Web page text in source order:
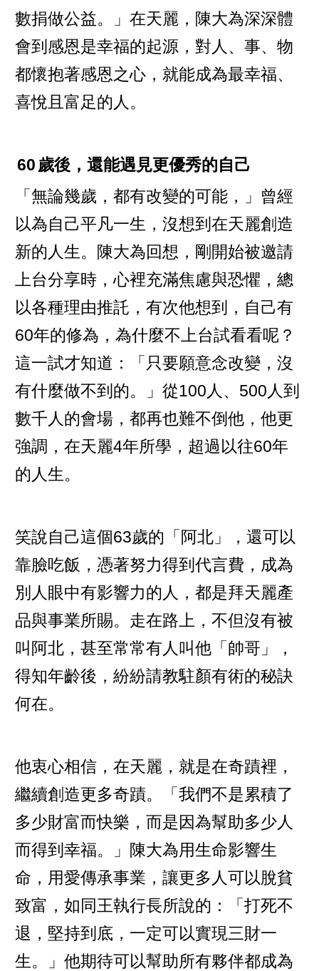
數捐做公益。」在天麗，陳大為深深體
會到感恩是幸福的起源，對人、事、物
都懷抱著感恩之心，就能成為最幸福、
喜悅且富足的人。
60 歲後，還能遇見更優秀的自己
「無論幾歲，都有改變的可能，」曾經
以為自己平凡一生，沒想到在天麗創造
新的人生。陳大為回想，剛開始被邀請
上台分享時，心裡充滿焦慮與恐懼，總
以各種理由推託，有次他想到，自己有
60年的修為，為什麼不上台試看看呢？
這一試才知道：「只要願意念改變，沒
有什麼做不到的。」從100人、500人到
數千人的會場，都再也難不倒他，他更
強調，在天麗4年所學，超過以往60年
的人生。
笑說自己這個63歲的「阿北」，還可以
靠臉吃飯，憑著努力得到代言費，成為
別人眼中有影響力的人，都是拜天麗產
品與事業所賜。走在路上，不但沒有被
叫阿北，甚至常常有人叫他「帥哥」，
得知年齡後，紛紛請教駐顏有術的秘訣
何在。
他衷心相信，在天麗，就是在奇蹟裡，
繼續創造更多奇蹟。「我們不是累積了
多少財富而快樂，而是因為幫助多少人
而得到幸福。」陳大為用生命影響生
命，用愛傳承事業，讓更多人可以脫貧
致富，如同王執行長所說的：「打死不
退，堅持到底，一定可以實現三財一
生。」他期待可以幫助所有夥伴都成為